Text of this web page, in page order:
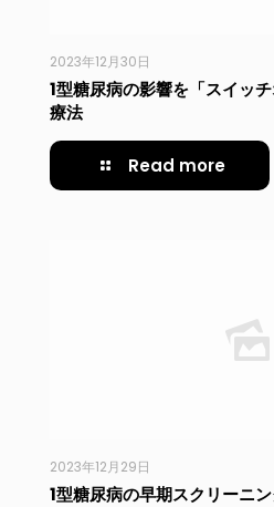
2023年12月30日
1型糖尿病の影響を「スイッ
療法
Read more
2023年12月29日
1型糖尿病の早期スクリーニ